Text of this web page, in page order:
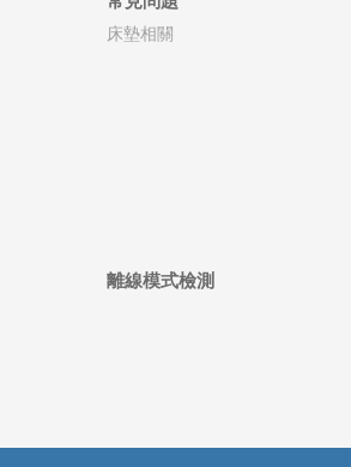
床墊相關
離線模式檢測